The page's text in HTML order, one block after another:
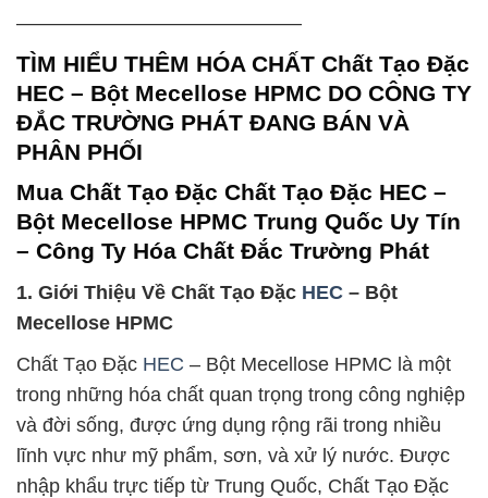
——————————————–
TÌM HIỂU THÊM HÓA CHẤT Chất Tạo Đặc
HEC – Bột Mecellose HPMC DO CÔNG TY
ĐẮC TRƯỜNG PHÁT ĐANG BÁN VÀ
PHÂN PHỐI
Mua Chất Tạo Đặc Chất Tạo Đặc HEC –
Bột Mecellose HPMC Trung Quốc Uy Tín
– Công Ty Hóa Chất Đắc Trường Phát
1. Giới Thiệu Về Chất Tạo Đặc HEC – Bột
Mecellose HPMC
Chất Tạo Đặc HEC – Bột Mecellose HPMC là một
trong những hóa chất quan trọng trong công nghiệp
và đời sống, được ứng dụng rộng rãi trong nhiều
lĩnh vực như mỹ phẩm, sơn, và xử lý nước. Được
nhập khẩu trực tiếp từ Trung Quốc, Chất Tạo Đặc